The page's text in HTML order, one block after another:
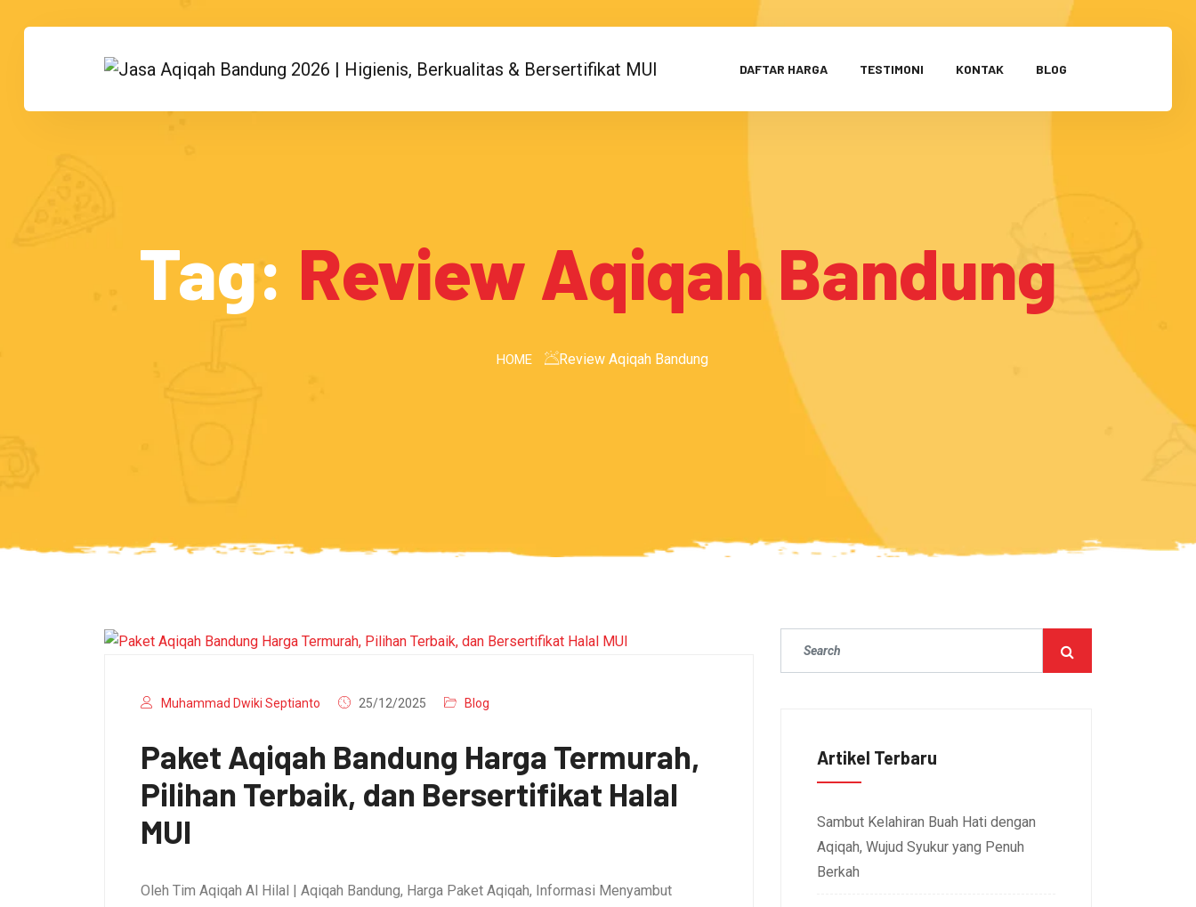
DAFTAR HARGA TESTIMONI KONTAK BLOG
Tag: Review Aqiqah Bandung
HOME Review Aqiqah Bandung
Muhammad Dwiki Septianto 25/12/2025 Blog
Paket Aqiqah Bandung Harga Termurah,
Pilihan Terbaik, dan Bersertifikat Halal
MUI
Oleh Tim Aqiqah Al Hilal | Aqiqah Bandung, Harga Paket Aqiqah, Informasi Menyambut
Artikel Terbaru
Sambut Kelahiran Buah Hati dengan
Aqiqah, Wujud Syukur yang Penuh
Berkah